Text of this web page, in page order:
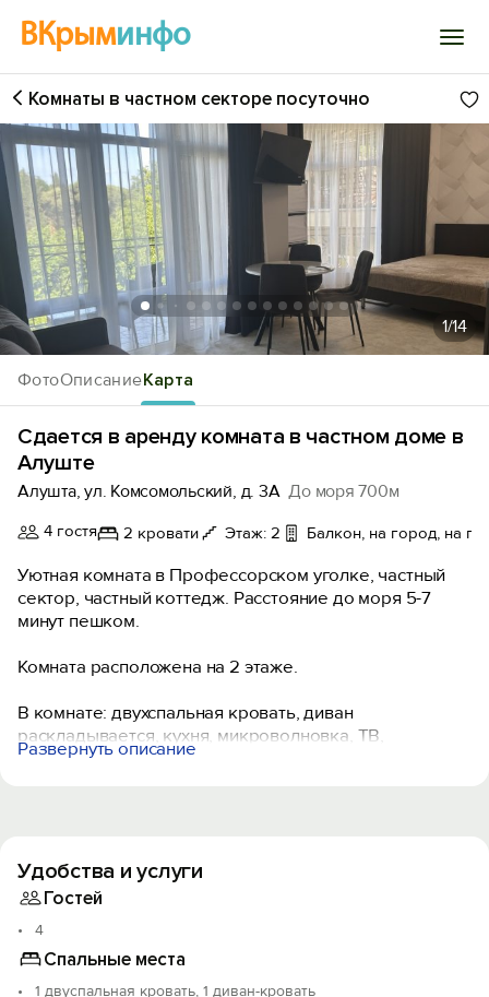
ВКрыминфо
Войти
Избранное
История просмотра
Добавить свой объект
ФотоОписаниеКарта
Комнаты в частном секторе посуточно
1/14
Сдается в аренду комната в частном доме в
Алуште
Алушта, ул. Комсомольский, д. 3А До моря 700м
4 гостя 2 кровати Этаж: 2 Балкон, на город, на
Уютная комната в Профессорском уголке, частный
сектор, частный коттедж. Расстояние до моря 5-7
минут пешком.
Комната расположена на 2 этаже.
В комнате: двухспальная кровать, диван
раскладывается, кухня, микроволновка, ТВ,
кондиционер, холодильник, плита, чайник, санузел,
Смена белья происходит один раз в десять дней или
по требованию.
мангал, парковка за воротами.
Без животных.
Развернуть описание
Удобства и услуги
Гостей
4
Спальные места
1 двуспальная кровать, 1 диван-кровать